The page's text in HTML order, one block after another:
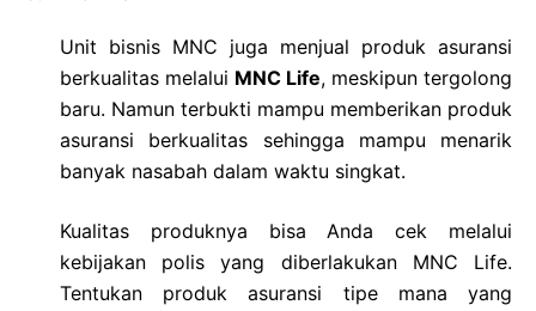
Unit bisnis MNC juga menjual produk asuransi
berkualitas melalui MNC Life, meskipun tergolong
baru. Namun terbukti mampu memberikan produk
asuransi berkualitas sehingga mampu menarik
banyak nasabah dalam waktu singkat.
Kualitas produknya bisa Anda cek melalui
kebijakan polis yang diberlakukan MNC Life.
Tentukan produk asuransi tipe mana yang